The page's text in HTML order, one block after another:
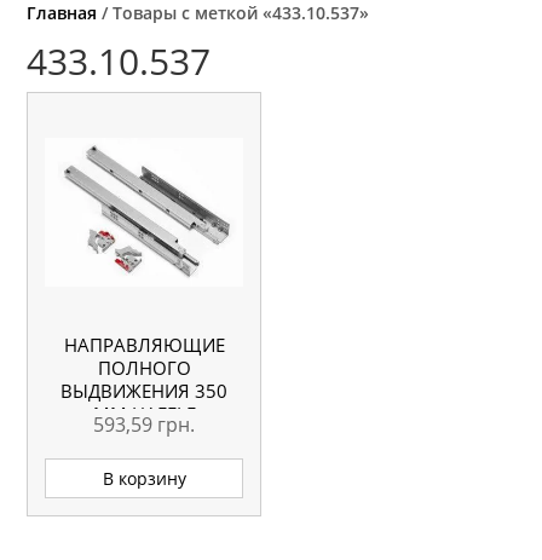
Главная / Товары с меткой «433.10.537»
433.10.537
НАПРАВЛЯЮЩИЕ
ПОЛНОГО
ВЫДВИЖЕНИЯ 350
ММ HAFELE
WOODPRO
593,59 грн.
В корзину